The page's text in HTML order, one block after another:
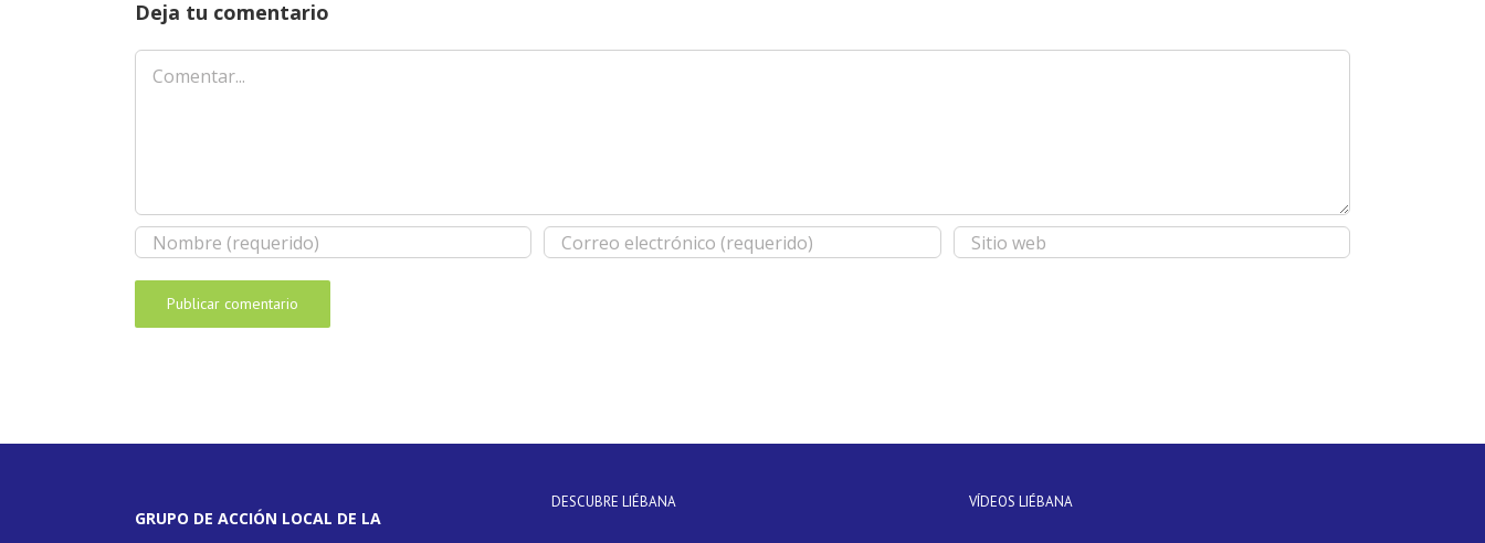
Deja tu comentario
Comentar
GRUPO DE ACCIÓN LOCAL DE LA
DESCUBRE LIÉBANA VÍDEOS LIÉBANA